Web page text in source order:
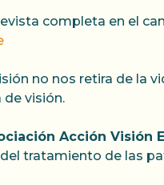
completa en el
no nos retira de la
de visión.
Acción Visión
tratamiento de las